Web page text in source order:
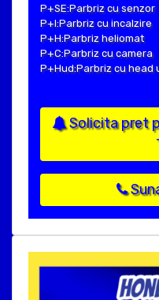
P+SE:Parbriz cu senzor
P+I:Parbriz cu incalzire
P+H:Parbriz heliomat
P+C:Parbriz cu camera
P+Hud:Parbriz cu head
Solicita pret